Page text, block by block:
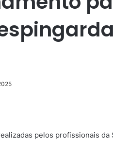
pelos profissionais da